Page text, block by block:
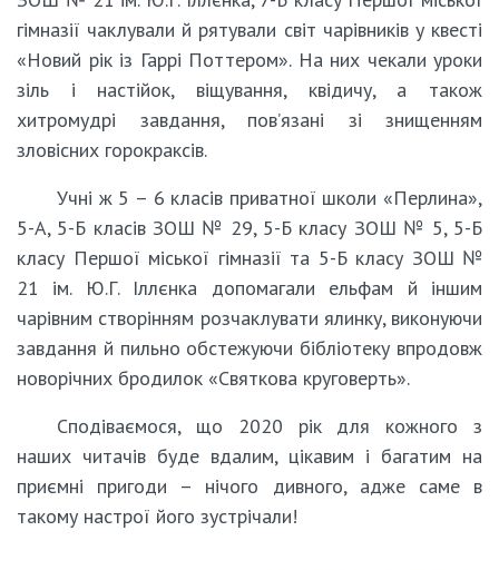
гімназії чаклували й рятували світ чарівників у квесті
«Новий рік із Гаррі Поттером». На них чекали уроки
зіль і настійок, віщування, квідичу, а також
хитромудрі завдання, пов’язані зі знищенням
зловісних горокраксів.
Учні ж 5 – 6 класів приватної школи «Перлина»,
5-А, 5-Б класів ЗОШ № 29, 5-Б класу ЗОШ № 5, 5-Б
класу Першої міської гімназії та 5-Б класу ЗОШ №
21 ім. Ю.Г. Іллєнка допомагали ельфам й іншим
чарівним створінням розчаклувати ялинку, виконуючи
завдання й пильно обстежуючи бібліотеку впродовж
новорічних бродилок «Святкова круговерть».
Сподіваємося, що 2020 рік для кожного з
наших читачів буде вдалим, цікавим і багатим на
приємні пригоди – нічого дивного, адже саме в
такому настрої його зустрічали!